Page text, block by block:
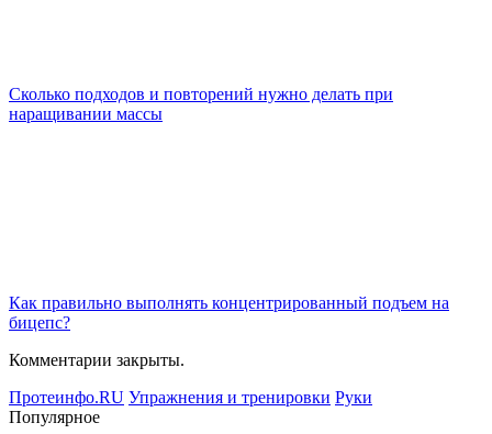
Сколько подходов и повторений нужно делать при
наращивании массы
Как правильно выполнять концентрированный подъем на
бицепс?
Комментарии закрыты.
Протеинфо.RU Упражнения и тренировки Руки
Популярное